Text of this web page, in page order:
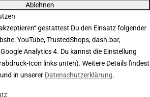
Ablehnen
gestattest Du den Einsatz folgender
YouTube, TrustedShops, dash.bar,
Analytics 4. Du kannst die Einstellung
Icon links unten). Weitere Details findest
und in unserer Datenschutzerklärung.